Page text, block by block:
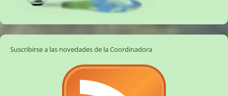
Suscribirse a las novedades de la Coordinadora